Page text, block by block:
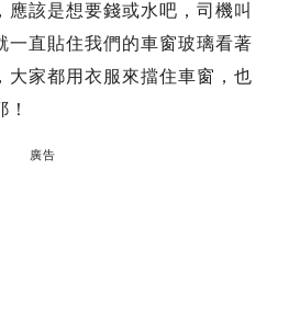
應該是想要錢或水吧，司機叫
一直貼住我們的車窗玻璃看著
大家都用衣服來擋住車窗，也
廣告